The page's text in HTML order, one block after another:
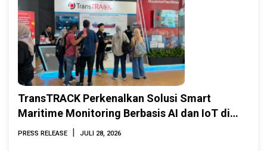
TransTRACK Perkenalkan Solusi Smart
Maritime Monitoring Berbasis AI dan IoT di
INAMARINE 2026
PRESS RELEASE | JULI 28, 2026